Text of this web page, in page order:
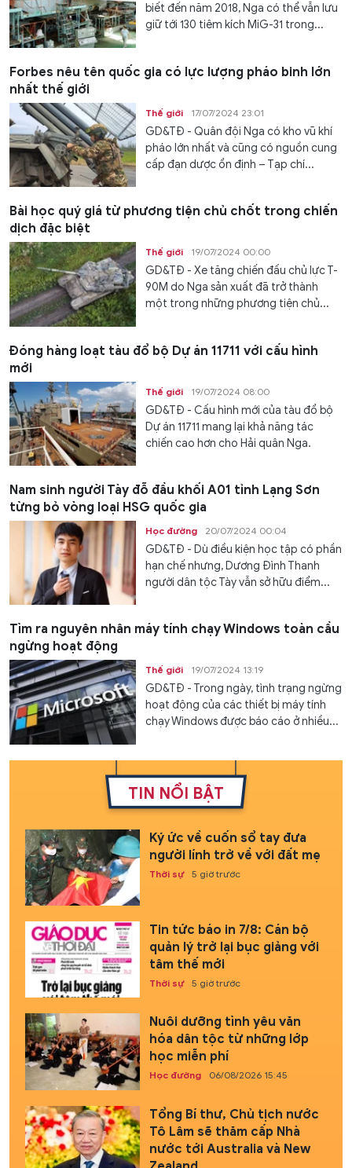
biết đến năm 2018, Nga có thể vẫn lưu
giữ tới 130 tiêm kích MiG-31 trong...
Forbes nêu tên quốc gia có lực lượng pháo binh lớn
nhất thế giới
Thế giới 17/07/2024 23:01
GD&TĐ - Quân đội Nga có kho vũ khí
pháo lớn nhất và cũng có nguồn cung
cấp đạn dược ổn định – Tạp chí...
Bài học quý giá từ phương tiện chủ chốt trong chiến
dịch đặc biệt
Thế giới 19/07/2024 00:00
GD&TĐ - Xe tăng chiến đấu chủ lực T-
90M do Nga sản xuất đã trở thành
một trong những phương tiện chủ...
Đóng hàng loạt tàu đổ bộ Dự án 11711 với cấu hình
mới
Thế giới 19/07/2024 08:00
GD&TĐ - Cấu hình mới của tàu đổ bộ
Dự án 11711 mang lại khả năng tác
chiến cao hơn cho Hải quân Nga.
Nam sinh người Tày đỗ đầu khối A01 tỉnh Lạng Sơn
từng bỏ vòng loại HSG quốc gia
Học đường 20/07/2024 00:04
GD&TĐ - Dù điều kiện học tập có phần
hạn chế nhưng, Dương Đình Thanh
người dân tộc Tày vẫn sở hữu điểm...
Tìm ra nguyên nhân máy tính chạy Windows toàn cầu
ngừng hoạt động
Thế giới 19/07/2024 13:19
GD&TĐ - Trong ngày, tình trạng ngừng
hoạt động của các thiết bị máy tính
chạy Windows được báo cáo ở nhiều...
TIN NỔI BẬT
Ký ức về cuốn sổ tay đưa
người lính trở về với đất mẹ
Thời sự 5 giờ trước
Tin tức báo in 7/8: Cán bộ
quản lý trở lại bục giảng với
tâm thế mới
Thời sự 5 giờ trước
Nuôi dưỡng tình yêu văn
hóa dân tộc từ những lớp
học miễn phí
Học đường 06/08/2026 15:45
Tổng Bí thư, Chủ tịch nước
Tô Lâm sẽ thăm cấp Nhà
nước tới Australia và New